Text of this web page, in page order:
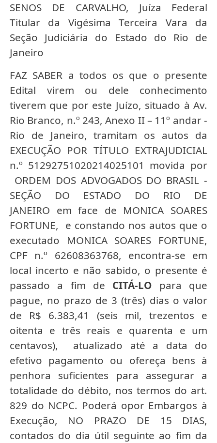
SENOS DE CARVALHO, Juíza Federal
Titular da Vigésima Terceira Vara da
Seção Judiciária do Estado do Rio de
Janeiro
FAZ SABER a todos os que o presente
Edital virem ou dele conhecimento
tiverem que por este Juízo, situado à Av.
Rio Branco, n.º 243, Anexo II – 11º andar -
Rio de Janeiro, tramitam os autos da
EXECUÇÃO POR TÍTULO EXTRAJUDICIAL
n.º 51292751020214025101 movida por
ORDEM DOS ADVOGADOS DO BRASIL -
SEÇÃO DO ESTADO DO RIO DE
JANEIRO em face de MONICA SOARES
FORTUNE, e constando nos autos que o
executado MONICA SOARES FORTUNE,
CPF n.º 62608363768, encontra-se em
local incerto e não sabido, o presente é
passado a fim de CITÁ-LO para que
pague, no prazo de 3 (três) dias o valor
de R$ 6.383,41 (seis mil, trezentos e
oitenta e três reais e quarenta e um
centavos), atualizado até a data do
efetivo pagamento ou ofereça bens à
penhora suficientes para assegurar a
totalidade do débito, nos termos do art.
829 do NCPC. Poderá opor Embargos à
Execução, NO PRAZO DE 15 DIAS,
contados do dia útil seguinte ao fim da